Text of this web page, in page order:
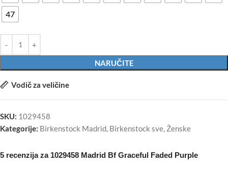
47
NARUČITE
Vodič za veličine
SKU: 1029458
Kategorije: Birkenstock Madrid Birkenstock sve Ženske
5 recenzija za 1029458 Madrid Bf Graceful Faded Purple